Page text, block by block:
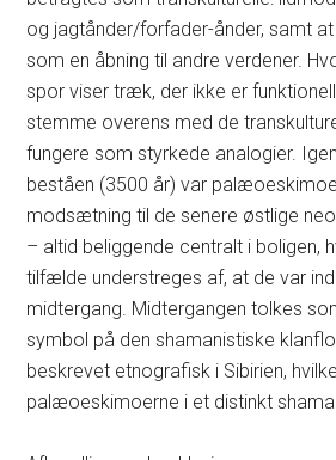
og jagtånder/forfader-ånder, samt
som en åbning til andre verdener.
spor viser træk, der ikke er
stemme overens med de
fungere som styrkede analogier.
beståen (3500 år) var
modsætning til de senere østlige
– altid beliggende centralt i boligen,
tilfælde understreges af, at de var
midtergang. Midtergangen tolkes
symbol på den shamanistiske
beskrevet etnografisk i Sibirien,
palæoeskimoerne i et distinkt